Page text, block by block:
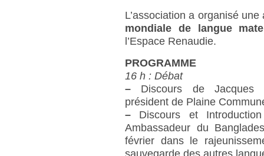
L’association a organisé
mondiale de langue
l’Espace Renaudie.
PROGRAMME
16 h : Débat
– Discours de Jacques
président de Plaine
– Discours et
Ambassadeur du
février dans le
sauvegarde des autres